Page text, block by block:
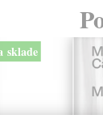
sklade